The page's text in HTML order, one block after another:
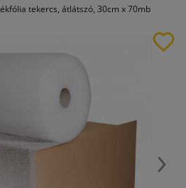
tekercs, átlátszó, 30cm x 70mb